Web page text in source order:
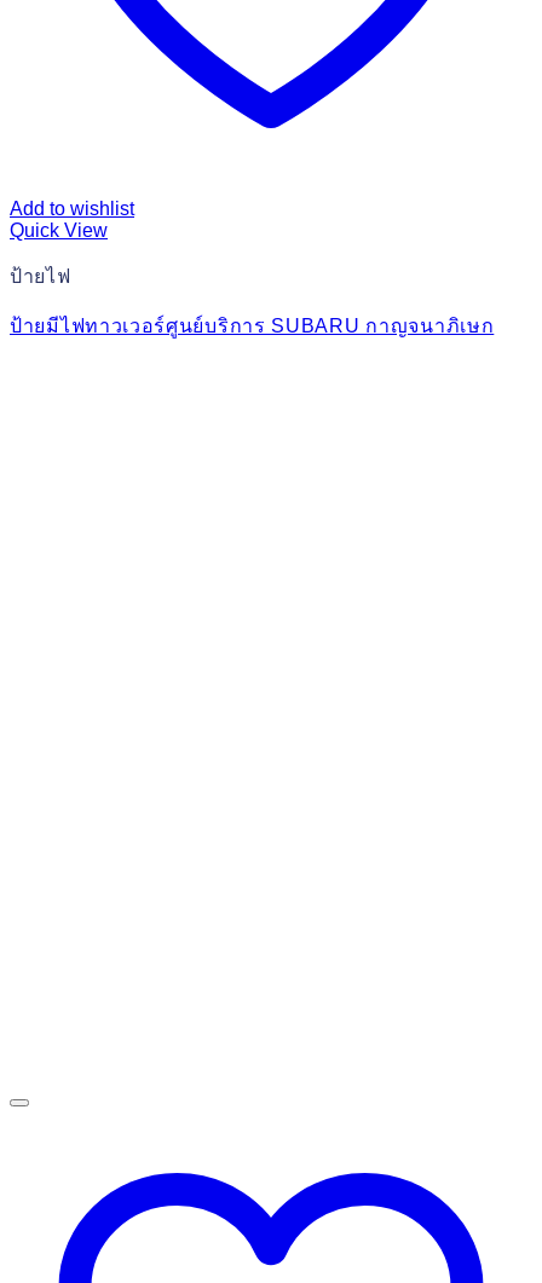
Add to wishlist
Quick View
ป้ายไฟ
ป้ายมีไฟทาวเวอร์ศูนย์บริการ SUBARU กาญจนาภิเษก